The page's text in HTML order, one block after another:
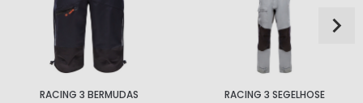
RACING 3 BERMUDAS RACING 3 SEGELHOSE